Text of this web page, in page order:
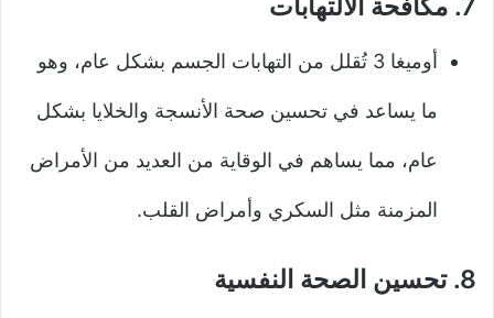
7. مكافحة الالتهابات
أوميغا 3 تُقلل من التهابات الجسم بشكل عام، وهو
ما يساعد في تحسين صحة الأنسجة والخلايا بشكل
عام، مما يساهم في الوقاية من العديد من الأمراض
المزمنة مثل السكري وأمراض القلب.
8. تحسين الصحة النفسية